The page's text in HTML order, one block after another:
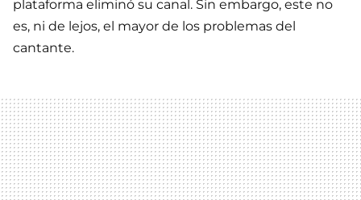
plataforma eliminó su canal. Sin embargo, este no
es, ni de lejos, el mayor de los problemas del
cantante.